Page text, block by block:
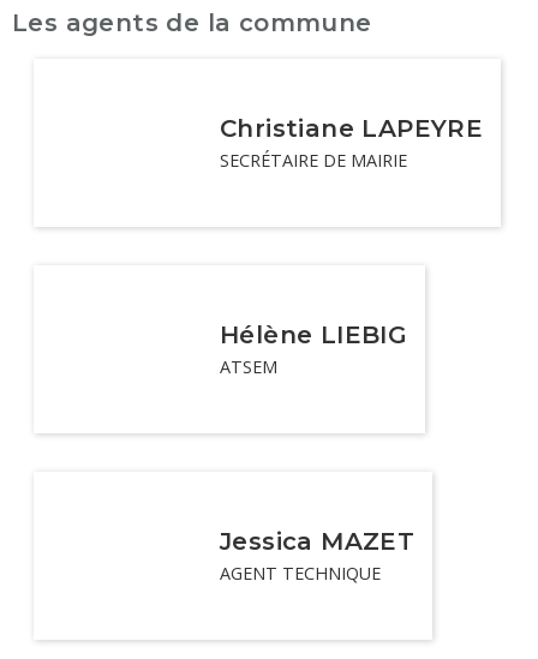
Les agents de la commune
Christiane LAPEYRE
SECRÉTAIRE DE MAIRIE
Hélène LIEBIG
ATSEM
Jessica MAZET
AGENT TECHNIQUE